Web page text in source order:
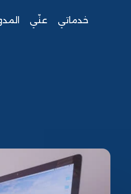
خدماتي عنّي